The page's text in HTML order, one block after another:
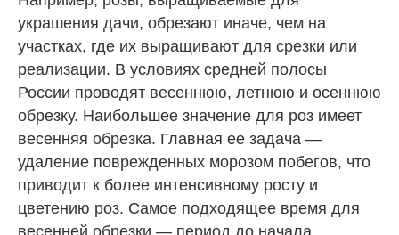
украшения дачи, обрезают иначе, чем на
участках, где их выращивают для срезки или
реализации. В условиях средней полосы
России проводят весеннюю, летнюю и осеннюю
обрезку. Наибольшее значение для роз имеет
весенняя обрезка. Главная ее задача —
удаление поврежденных морозом побегов, что
приводит к более интенсивному росту и
цветению роз. Самое подходящее время для
весенней обрезки — период до начала